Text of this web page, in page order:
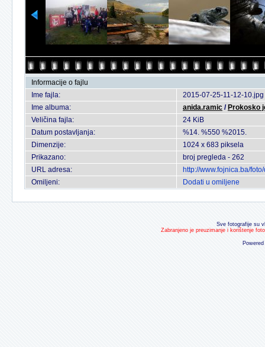
Informacije o fajlu
Ime fajla:
2015-07-25-11-12-10.jpg
Ime albuma:
anida.ramic / Prokosko
Veličina fajla:
24 KiB
Datum postavljanja:
%14. %550 %2015.
Dimenzije:
1024 x 683 piksela
Prikazano:
broj pregleda - 262
URL adresa:
http://www.fojnica.ba/
Omiljeni:
Dodati u omiljene
Sve fotografije su
Zabranjeno je preuzimanje i korištenje